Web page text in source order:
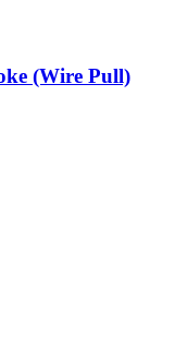
(Wire Pull)